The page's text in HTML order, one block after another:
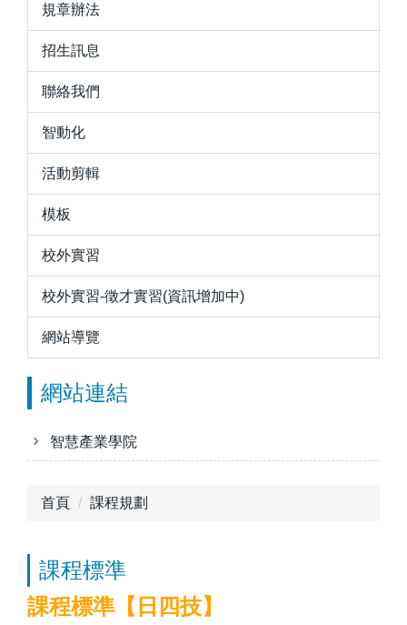
規章辦法
招生訊息
聯絡我們
智動化
活動剪輯
模板
校外實習
校外實習-徵才實習(資訊增加中)
網站導覽
網站連結
智慧產業學院
首頁 課程規劃
課程標準
課程標準【日四技】